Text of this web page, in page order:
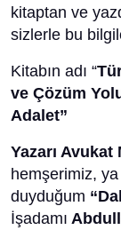
kitaptan ve
sizlerle bu
Kitabın adı “
ve Çözüm
Adalet”
Yazarı Avukat
hemşerimiz,
duyduğum
İşadamı